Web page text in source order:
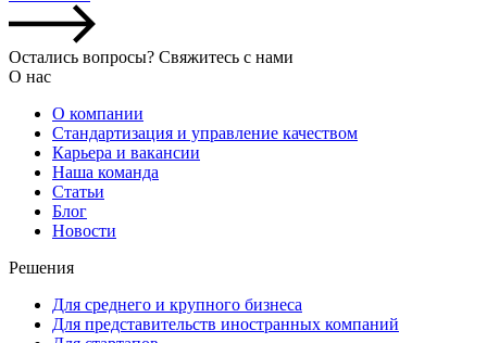
Остались вопросы? Свяжитесь с нами
О нас
О компании
Стандартизация и управление качеством
Карьера и вакансии
Наша команда
Статьи
Блог
Новости
Решения
Для среднего и крупного бизнеса
Для представительств иностранных компаний